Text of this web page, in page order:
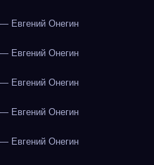
Евгений Онегин
Евгений Онегин
Евгений Онегин
Евгений Онегин
Евгений Онегин